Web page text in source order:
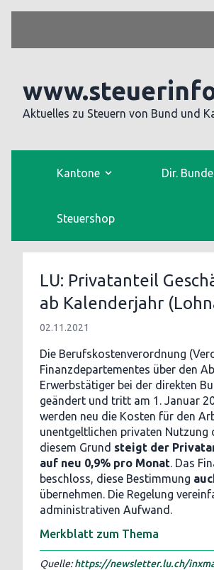
Aktuelles zu Steuern von Bund und
Kantone Dir.
Steuershop
LU: Privatanteil
ab Kalenderjahr
02.11.2021
Die Berufskostenverordnung
Finanzdepartementes über den
Erwerbstätiger bei der direkten
geändert und tritt am 1. Januar
werden neu die Kosten für den
unentgeltlichen privaten Nutzung
diesem Grund steigt der
auf neu 0,9% pro Monat. Das
beschloss, diese Bestimmung
übernehmen. Die Regelung
administrativen Aufwand.
Merkblatt zum Thema
Quelle:https://newsletter.lu.ch/